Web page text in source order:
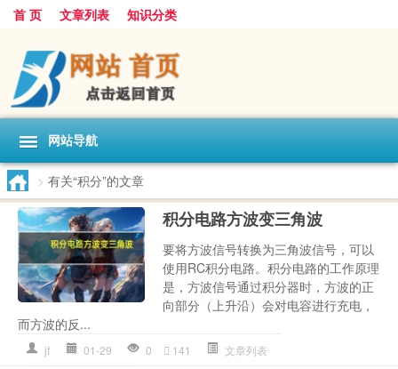
首 页 文章列表 知识分类
网站导航
> 有关“积分”的文章
积分电路方波变三角波
要将方波信号转换为三角波信号，可以
使用RC积分电路。积分电路的工作原理
是，方波信号通过积分器时，方波的正
向部分（上升沿）会对电容进行充电，
而方波的反...
jf 01-29 0 141 文章列表